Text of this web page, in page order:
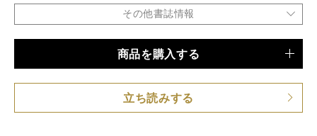
その他書誌情報
仕様 A5判 / 360ページ
商品を購入する
立ち読みする